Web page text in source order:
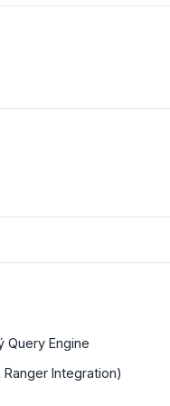
Query Engine
Integration)